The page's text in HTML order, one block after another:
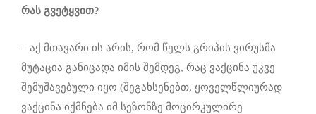
რას გვეტყვით?
– აქ მთავარი ის არის, რომ წელს გრიპის ვირუსმა
მუტაცია განიცადა იმის შემდეგ, რაც ვაქცინა უკვე
შემუშავებული იყო (შეგახსენებთ, ყოველწლიურად
ვაქცინა იქმნება იმ სეზონზე მოცირკულირე